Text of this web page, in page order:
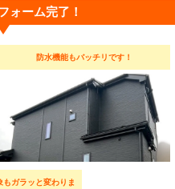
ォーム完了！
防水機能もバッチリです！
ガラッと変わりま